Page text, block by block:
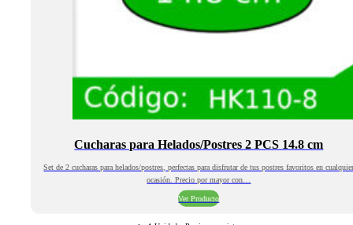
Cucharas para Helados/Postres 2 PCS 14.8 cm
Set de 2 cucharas para helados/postres, perfectas para disfrutar de tus postres favoritos en
ocasión. Precio por mayor con…
Ver Producto